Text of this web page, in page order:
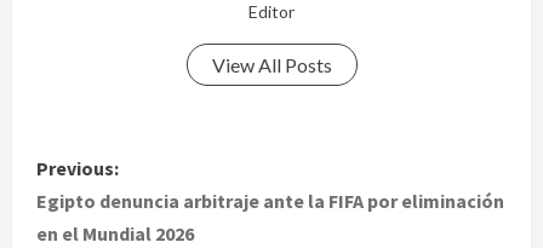
Editor
View All Posts
P
o
Previous:
Egipto denuncia arbitraje ante la FIFA por eliminación
en el Mundial 2026